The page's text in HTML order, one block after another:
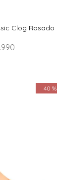
Clog Rosado
990
40 %